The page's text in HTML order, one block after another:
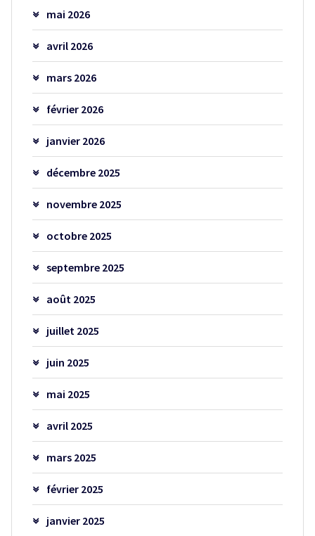
mai 2026
avril 2026
mars 2026
février 2026
janvier 2026
décembre 2025
novembre 2025
octobre 2025
septembre 2025
août 2025
juillet 2025
juin 2025
mai 2025
avril 2025
mars 2025
février 2025
janvier 2025